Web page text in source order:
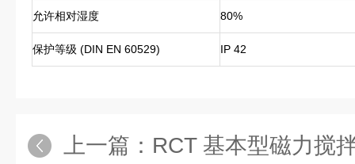
允许相对湿度 80%
保护等级 (DIN EN 60529) IP 42
上一篇： RCT 基本型磁力搅